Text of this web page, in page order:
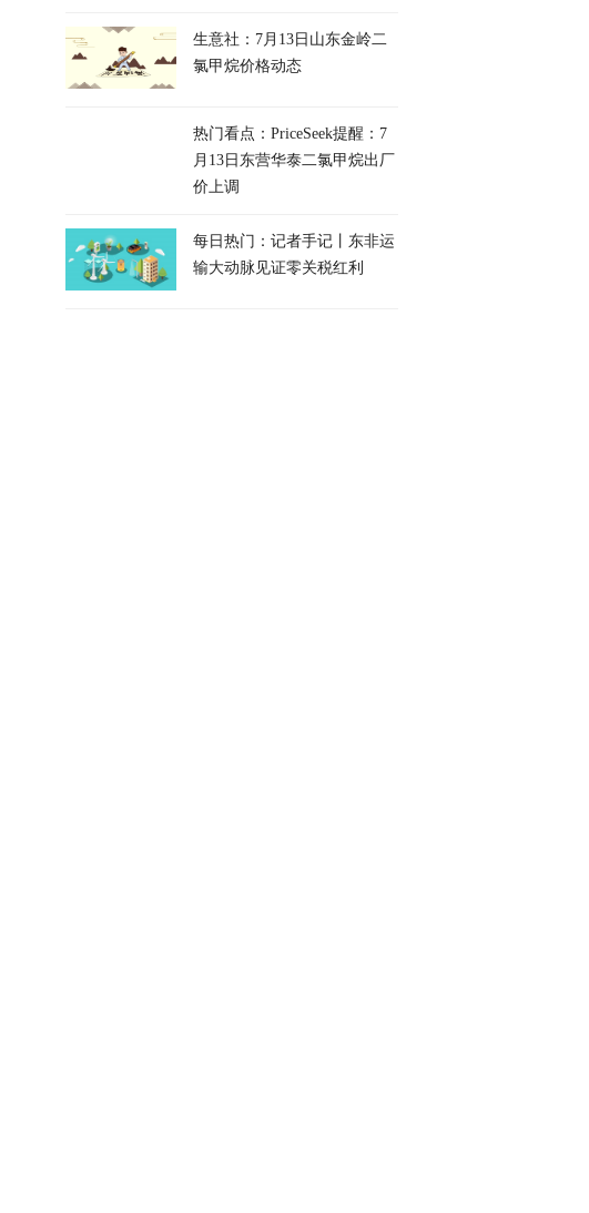
生意社：7月13日山东金岭二
氯甲烷价格动态
热门看点：PriceSeek提醒：7
月13日东营华泰二氯甲烷出厂
价上调
每日热门：记者手记丨东非运
输大动脉见证零关税红利